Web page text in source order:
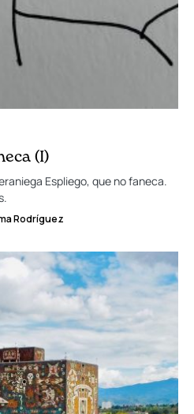
(I)
Espliego, que no faneca.
Rodríguez